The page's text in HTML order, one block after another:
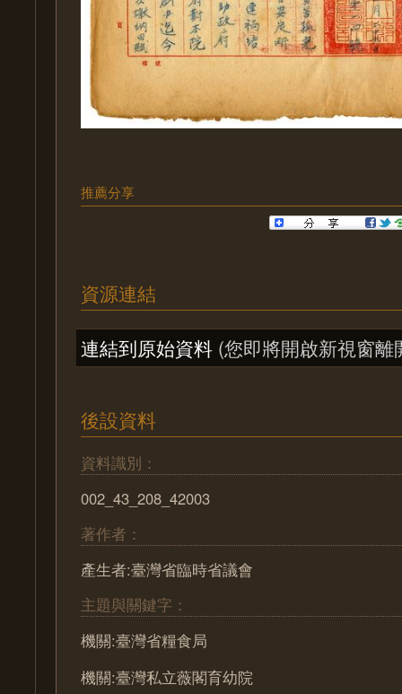
推薦分享
資源連結
連結到原始資料 (您即將開啟新視窗離
後設資料
資料識別：
002_43_208_42003
著作者：
產生者:臺灣省臨時省議會
主題與關鍵字：
機關:臺灣省糧食局
機關:臺灣私立薇閣育幼院